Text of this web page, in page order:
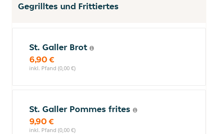
Gegrilltes und Frittiertes
St. Galler Brot
6,90 €
inkl. Pfand (0,00 €)
St. Galler Pommes frites
9,90 €
inkl. Pfand (0,00 €)